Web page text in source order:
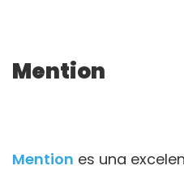
Mention
Mention es una